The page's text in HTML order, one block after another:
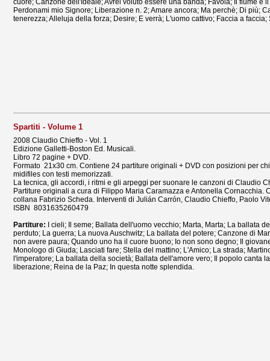
cuore; Canzone dell'Ideale; Avrei voluto essere una banda; Favola; Il fiume e
Perdonami mio Signore; Liberazione n. 2; Amare ancora; Ma perchè; Di più;
tenerezza; Alleluja della forza; Desire; E verrà; L'uomo cattivo; Faccia a
Spartiti - Volume 1
2008 Claudio Chieffo - Vol. 1
Edizione Galletti-Boston Ed. Musicali.
Libro 72 pagine + DVD.
Formato 21x30 cm. Contiene 24 partiture originali + DVD con posizioni per
midifiles con testi memorizzati.
La tecnica, gli accordi, i ritmi e gli arpeggi per suonare le canzoni di Claudio
Partiture originali a cura di Filippo Maria Caramazza e Antonella Cornacchia.
collana Fabrizio Scheda. Interventi di Julián Carrón, Claudio Chieffo, Paolo
ISBN 8031635260479
Partiture: I cieli; Il seme; Ballata dell'uomo vecchio; Marta, Marta; La ballata
perduto; La guerra; La nuova Auschwitz; La ballata del potere; Canzone di
non avere paura; Quando uno ha il cuore buono; Io non sono degno; Il
Monologo di Giuda; Lasciati fare; Stella del mattino; L'Amico; La strada;
l'imperatore; La ballata della società; Ballata dell'amore vero; Il popolo canta
liberazione; Reina de la Paz; In questa notte splendida.